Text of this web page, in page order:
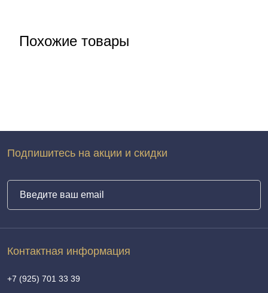
Похожие товары
Контактная информация
+7 (925) 701 33 39
Подпишитесь на акции и скидки